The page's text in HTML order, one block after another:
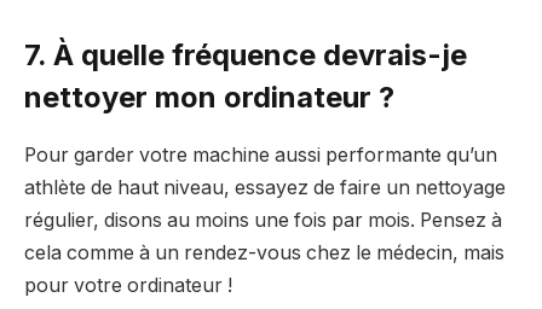
7. À quelle fréquence devrais-je
nettoyer mon ordinateur ?
Pour garder votre machine aussi performante qu’un
athlète de haut niveau, essayez de faire un nettoyage
régulier, disons au moins une fois par mois. Pensez à
cela comme à un rendez-vous chez le médecin, mais
pour votre ordinateur !